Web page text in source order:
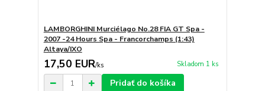
LAMBORGHINI Murciélago No.28 FIA GT Spa -
2007 -24 Hours Spa - Francorchamps (1:43)
Altaya/IXO
17,50 EUR/ks Skladom 1 ks
Pridať do košíka